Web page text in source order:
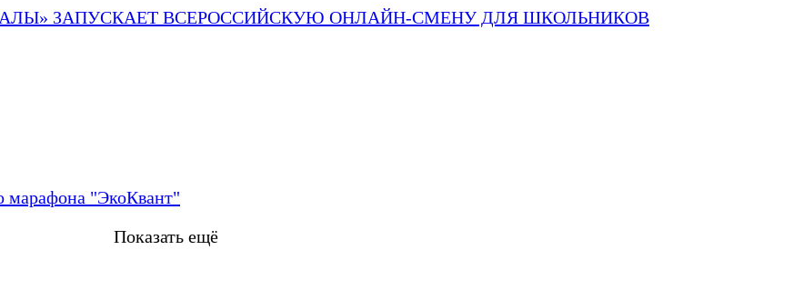
ЗАПУСКАЕТ ВСЕРОССИЙСКУЮ ОНЛАЙН-СМЕНУ ДЛЯ ШКОЛЬНИКОВ
марафона "ЭкоКвант"
Показать ещё